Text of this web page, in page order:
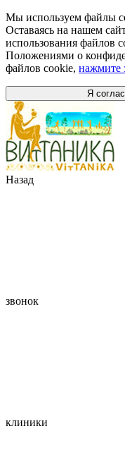
Мы используем файлы
Оставаясь на нашем
использования файлов
Положениями о
файлов cookie, нажмите
Я
Назад
звонок
клиники